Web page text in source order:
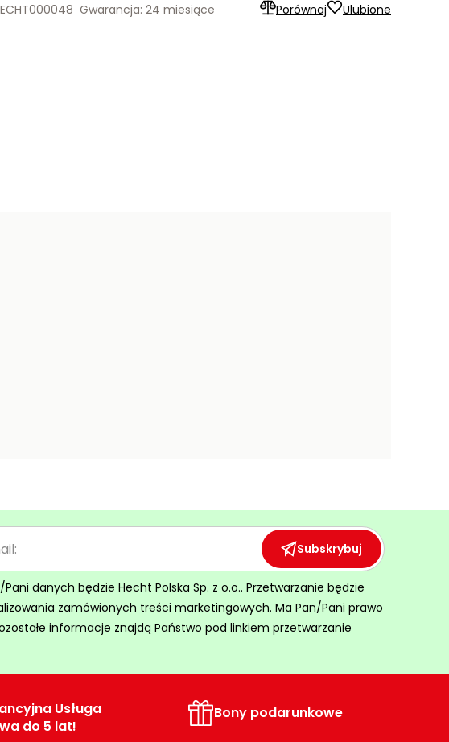
Porównaj Ulubione
Gwarancja: 24 miesiące
Subskrybuj
danych będzie Hecht Polska Sp. z o.o.. Przetwarzanie będzie
zamówionych treści marketingowych. Ma Pan/Pani prawo
informacje znajdą Państwo pod linkiem przetwarzanie
Usługa
do 5 lat!
Bony podarunkowe